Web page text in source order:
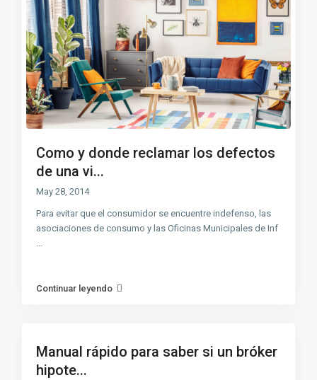
Como y donde reclamar los defectos
de una vi...
May 28, 2014
Para evitar que el consumidor se encuentre indefenso, las
asociaciones de consumo y las Oficinas Municipales de Inf
Continuar leyendo
Manual rápido para saber si un bróker
hipote...